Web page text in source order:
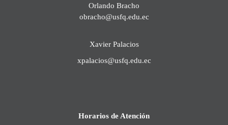
Orlando Bracho
obracho@usfq.edu.ec
Xavier Palacios
xpalacios@usfq.edu.ec
Horarios de Atención